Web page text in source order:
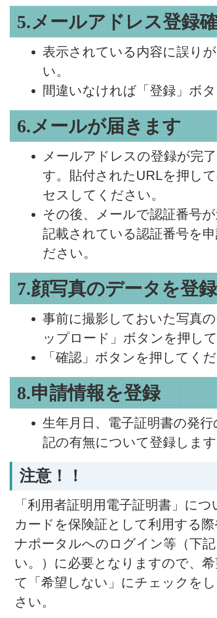
5.メールアドレス登録
表示されている内容に誤り
い。
間違いなければ「登録」ボ
6.メールが届きます
メールアドレスの登録が完
す。貼付されたURLを押し
セスしてください。
その後、メールで認証番号
記載されている認証番号を
ださい。
7.顔写真のデータを登録
事前に撮影しておいた写真
ップロード」ボタンを押し
「確認」ボタンを押してく
8.申請情報を登録
生年月日、電子証明書の発
記の有無について登録しま
注意！！
「利用者証明用電子証明書」に
カードを保険証として利用する
ナポータルへのログイン等（下
い。）に必要となりますので、
て「希望しない」にチェックを
さい。